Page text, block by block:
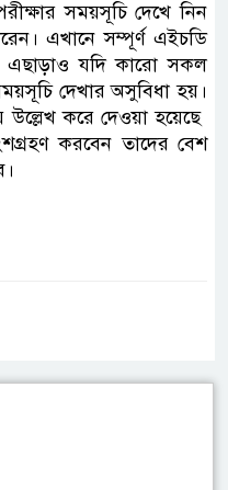
সময়সূচি দেখে নিন
এখানে সম্পূর্ণ এইচডি
যদি কারো সকল
দেখার অসুবিধা হয়।
করে দেওয়া হয়েছে
করবেন তাদের বেশ